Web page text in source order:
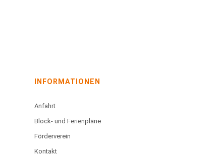
INFORMATIONEN
Anfahrt
Block- und Ferienpläne
Förderverein
Kontakt